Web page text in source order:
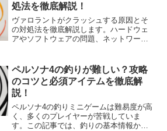
処法を徹底解説！
ヴァロラントがクラッシュする原因とそ
の対処法を徹底解説します。ハードウェ
アやソフトウェアの問題、ネットワーク
ペルソナ4の釣りが難しい？攻略
のコツと必須アイテムを徹底解
説！
ペルソナ4の釣りミニゲームは難易度が高
く、多くのプレイヤーが苦戦していま
す。この記事では、釣りの基本情報から